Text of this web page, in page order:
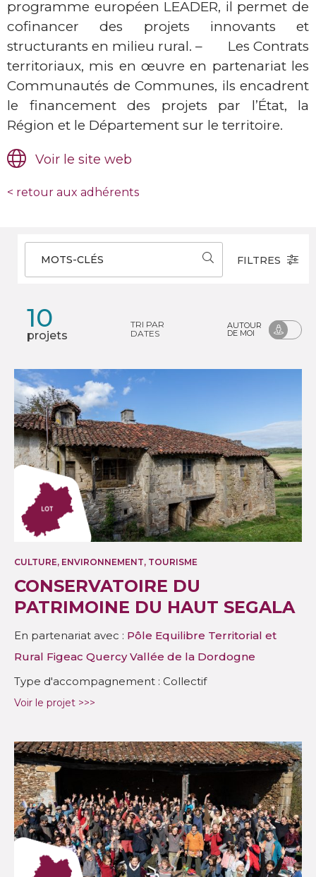
programme européen LEADER, il permet de
cofinancer des projets innovants et
structurants en milieu rural. – Les Contrats
territoriaux, mis en œuvre en partenariat les
Communautés de Communes, ils encadrent
le financement des projets par l’État, la
Région et le Département sur le territoire.
Voir le site web
< retour aux adhérents
MOTS-CLÉS FILTRES
10
projets
TRI PAR
DATES
AUTOUR
DE MOI
CULTURE, ENVIRONNEMENT, TOURISME
CONSERVATOIRE DU
PATRIMOINE DU HAUT SEGALA
En partenariat avec : Pôle Equilibre Territorial et
Rural Figeac Quercy Vallée de la Dordogne
Type d'accompagnement : Collectif
Voir le projet >>>